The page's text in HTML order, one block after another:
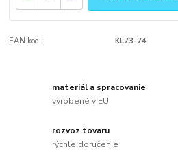
EAN kód: KL73-74
materiál a spracovanie
vyrobené v EU
rozvoz tovaru
rýchle doručenie